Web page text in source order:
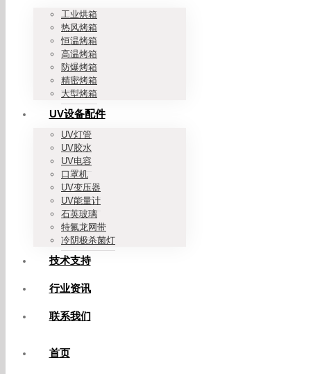
工业烘箱
热风烤箱
恒温烤箱
高温烤箱
防爆烤箱
精密烤箱
大型烤箱
UV设备配件
UV灯管
UV胶水
UV电容
口罩机
UV变压器
UV能量计
石英玻璃
特氟龙网带
冷阴极杀菌灯
技术支持
行业资讯
联系我们
首页